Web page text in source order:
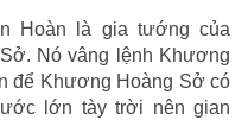
Hoàn là gia tướng của
Nó vâng lệnh Khương
để Khương Hoàng Sở có
lớn tày trời nên gian